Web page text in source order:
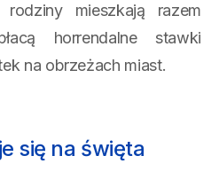
mieszkają razem
horrendalne stawki
na obrzeżach miast.
się na święta